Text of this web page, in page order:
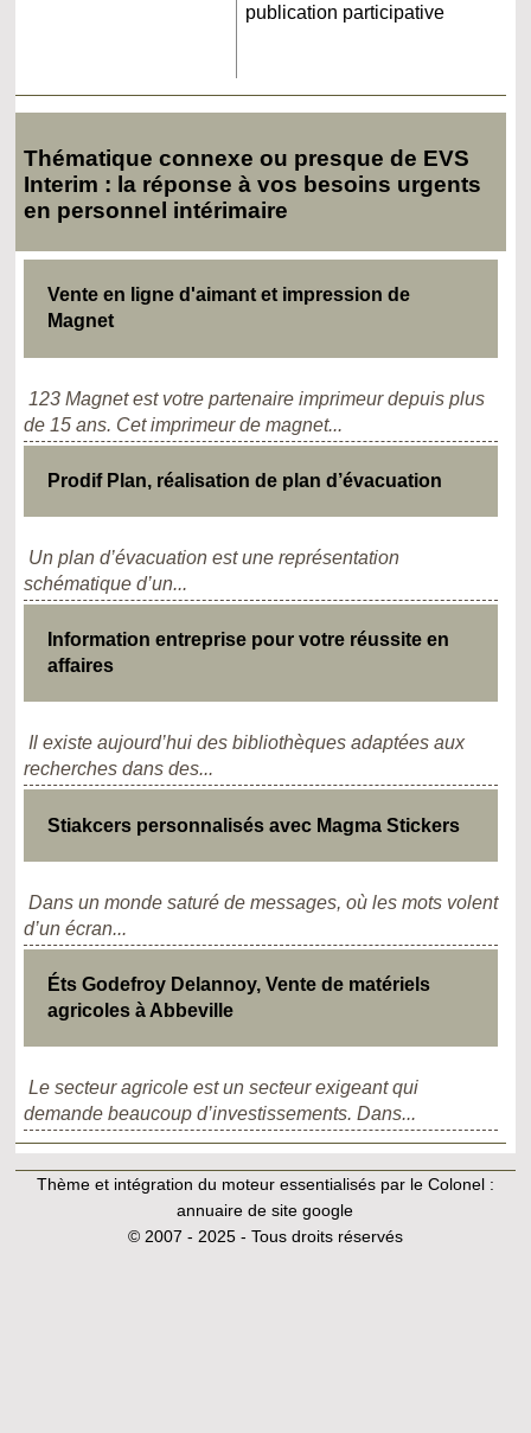
publication participative
Thématique connexe ou presque de EVS
Interim : la réponse à vos besoins urgents
en personnel intérimaire
Vente en ligne d'aimant et impression de
Magnet
123 Magnet est votre partenaire imprimeur depuis plus
de 15 ans. Cet imprimeur de magnet...
Prodif Plan, réalisation de plan d’évacuation
Un plan d’évacuation est une représentation
schématique d’un...
Information entreprise pour votre réussite en
affaires
Il existe aujourd’hui des bibliothèques adaptées aux
recherches dans des...
Stiakcers personnalisés avec Magma Stickers
Dans un monde saturé de messages, où les mots volent
d’un écran...
Éts Godefroy Delannoy, Vente de matériels
agricoles à Abbeville
Le secteur agricole est un secteur exigeant qui
demande beaucoup d’investissements. Dans...
Thème et intégration du moteur essentialisés par le Colonel :
annuaire de site google
© 2007 - 2025 - Tous droits réservés